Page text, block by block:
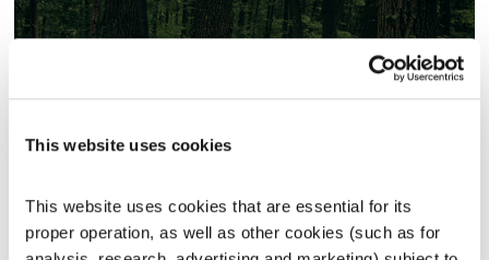
This website uses cookies
This website uses cookies that are essential for its
proper operation, as well as other cookies (such as for
עולם קטן – 15.1.25
עולם קטן
אורי בנקהלטר